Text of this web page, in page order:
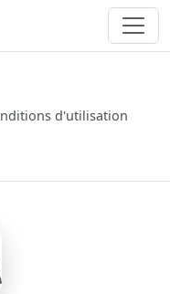
d'utilisation